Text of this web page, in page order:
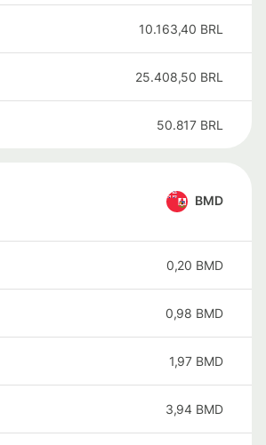
10.163,40 BRL
25.408,50 BRL
50.817 BRL
BMD
0,20 BMD
0,98 BMD
1,97 BMD
3,94 BMD